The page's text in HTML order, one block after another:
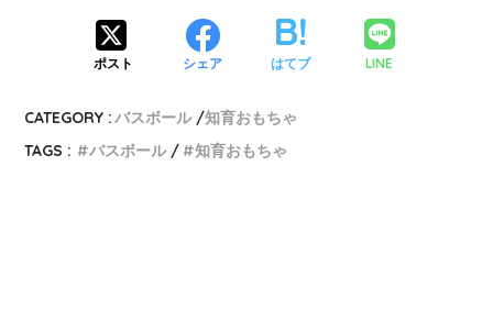
ポスト シェア はてブ LINE
CATEGORY :バスボール
知育おもちゃ
TAGS :
バスボール 知育おもちゃ